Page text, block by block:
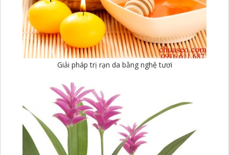
Giải pháp trị rạn da bằng nghệ tươi